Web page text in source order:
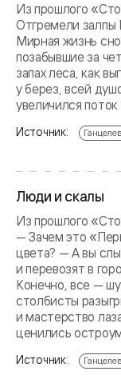
Из прошлого
Отгремели залпы
Мирная жизнь
позабывшие за
запах леса, как
у берез, всей
увеличился
Источник:
Люди и скалы
Из прошлого
— Зачем это
цвета? — А вы
и перевозят в
Конечно, все —
столбисты
и мастерство
ценились
Источник: